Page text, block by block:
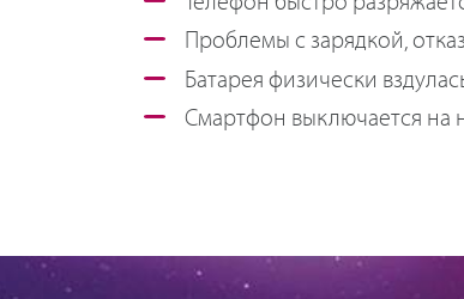
Проблемы с зарядкой,
Батарея физически
Смартфон выключается на